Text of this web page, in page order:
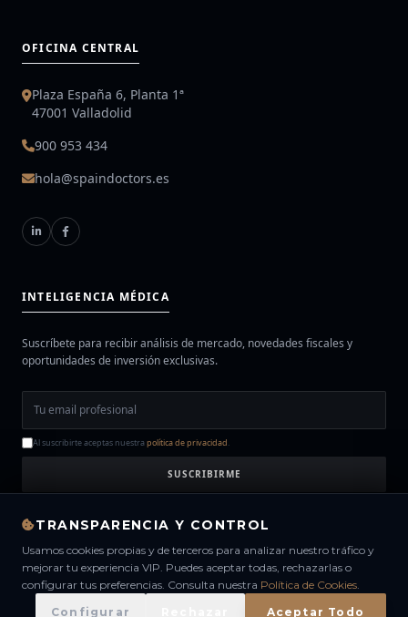
TRANSPARENCIA Y CONTROL
Usamos cookies propias y de terceros para analizar nuestro tráfico y
mejorar tu experiencia VIP. Puedes aceptar todas, rechazarlas o
configurar tus preferencias. Consulta nuestra Política de Cookies.
Configurar
Aceptar Todo
OFICINA CENTRAL
Plaza España 6, Planta 1ª
47001 Valladolid
900 953 434
hola@spaindoctors.es
INTELIGENCIA MÉDICA
Suscríbete para recibir análisis de mercado, novedades fiscales y
oportunidades de inversión exclusivas.
Al suscribirte aceptas nuestrapolítica de privacidad.
SUSCRIBIRME
© 2026 SPAINDOCTORS. TODOS LOS DERECHOS RESERVADOS.
CANAL ÉTICO